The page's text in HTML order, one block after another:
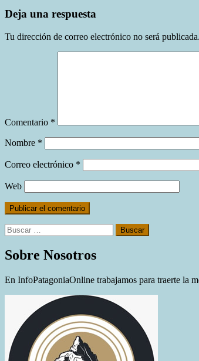
Deja una respuesta
Tu dirección de correo electrónico no será publicada.
Comentario *
Nombre *
Correo electrónico *
Web
Buscar:
Sobre Nosotros
En InfoPatagoniaOnline trabajamos para traerte la